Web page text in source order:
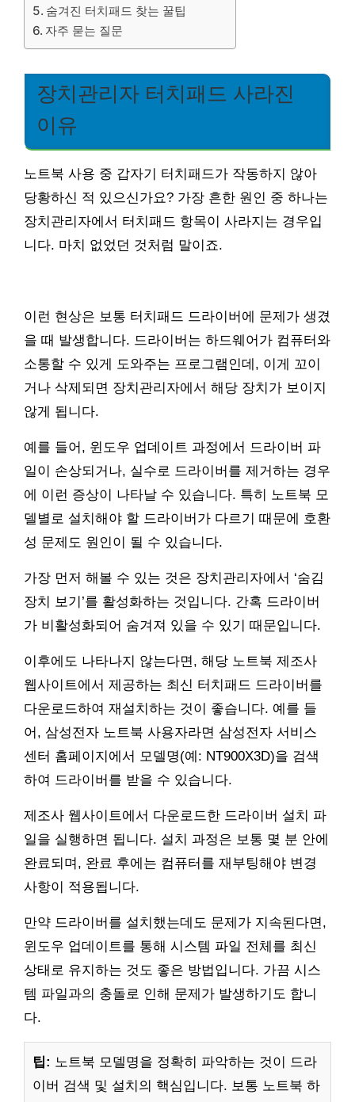
숨겨진 터치패드 찾는 꿀팁
자주 묻는 질문
장치관리자 터치패드 사라진
이유
노트북 사용 중 갑자기 터치패드가 작동하지 않아
당황하신 적 있으신가요? 가장 흔한 원인 중 하나는
장치관리자에서 터치패드 항목이 사라지는 경우입
니다. 마치 없었던 것처럼 말이죠.
이런 현상은 보통 터치패드 드라이버에 문제가 생겼
을 때 발생합니다. 드라이버는 하드웨어가 컴퓨터와
소통할 수 있게 도와주는 프로그램인데, 이게 꼬이
거나 삭제되면 장치관리자에서 해당 장치가 보이지
않게 됩니다.
예를 들어, 윈도우 업데이트 과정에서 드라이버 파
일이 손상되거나, 실수로 드라이버를 제거하는 경우
에 이런 증상이 나타날 수 있습니다. 특히 노트북 모
델별로 설치해야 할 드라이버가 다르기 때문에 호환
성 문제도 원인이 될 수 있습니다.
가장 먼저 해볼 수 있는 것은 장치관리자에서 ‘숨김
장치 보기’를 활성화하는 것입니다. 간혹 드라이버
가 비활성화되어 숨겨져 있을 수 있기 때문입니다.
이후에도 나타나지 않는다면, 해당 노트북 제조사
웹사이트에서 제공하는 최신 터치패드 드라이버를
다운로드하여 재설치하는 것이 좋습니다. 예를 들
어, 삼성전자 노트북 사용자라면 삼성전자 서비스
센터 홈페이지에서 모델명(예: NT900X3D)을 검색
하여 드라이버를 받을 수 있습니다.
제조사 웹사이트에서 다운로드한 드라이버 설치 파
일을 실행하면 됩니다. 설치 과정은 보통 몇 분 안에
완료되며, 완료 후에는 컴퓨터를 재부팅해야 변경
사항이 적용됩니다.
만약 드라이버를 설치했는데도 문제가 지속된다면,
윈도우 업데이트를 통해 시스템 파일 전체를 최신
상태로 유지하는 것도 좋은 방법입니다. 가끔 시스
템 파일과의 충돌로 인해 문제가 발생하기도 합니
다.
팁: 노트북 모델명을 정확히 파악하는 것이 드라
이버 검색 및 설치의 핵심입니다. 보통 노트북 하